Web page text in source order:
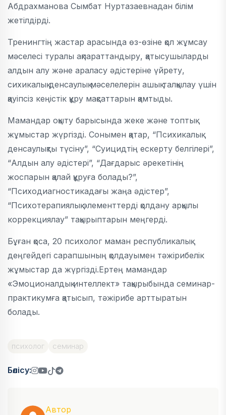
Абдрахманова Сымбат Нуртазаевнадан білім
жетілдірді.
Тренингтің жастар арасында өз-өзіне қол жұмсау
мәселесі туралы ақпараттандыру, қатысушыларды
алдын алу және араласу әдістеріне үйрету,
сихикалық денсаулық мәселелерін ашық талқылау үшін
қауіпсіз кеңістік құру мақсаттарын қамтыды.
Мамандар оқыту барысында жеке және топтық
жұмыстар жүргізді. Сонымен қатар, “Психикалық
денсаулықты түсіну”, “Суицидтің ескерту белгілері”,
“Алдын алу әдістері”, “Дағдарыс әрекетінің
жоспарын қалай құруға болады?”,
“Психодиагностикадағы жаңа әдістер”,
“Психотерапиялық элементтерді қолдану арқылы
коррекциялау” тақырыптарын меңгерді.
Бұған қоса, 20 психолог маман республикалық
деңгейдегі сарапшының қолдауымен тәжірибелік
жұмыстар да жүргізді.Ертең мамандар
«Эмоционалдық интеллект» тақырыбында семинар-
практикумға қатысып, тәжірибе арттыратын
болады.
психолог семинар
Бөлісу:
Автор